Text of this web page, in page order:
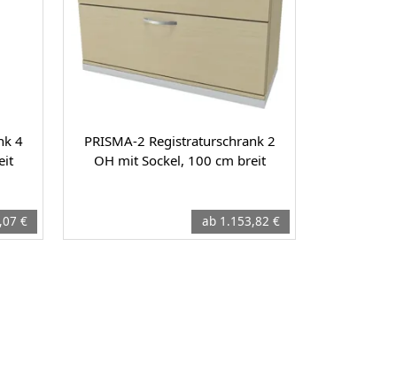
4
€
PRISMA-2 Registraturschrank 2
OH mit Sockel, 100 cm breit
ab 1.153,82 €